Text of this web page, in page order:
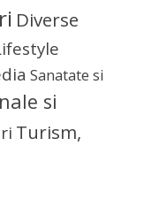
Diverse
Sanatate si
si
Turism,